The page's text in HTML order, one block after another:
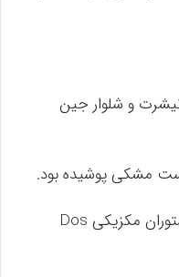
ژاکت، تیشرت و شلوار جین
مشکی پوشیده بود.
به گزارش E! نیوز این مهمانی، در رستوران مکزیکی Dos